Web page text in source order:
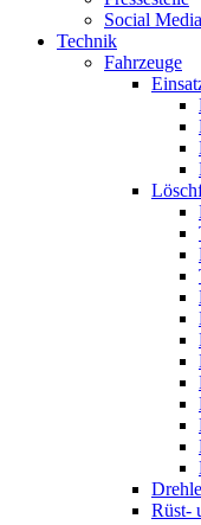
Social Media
Technik
Fahrzeuge
Rüst-